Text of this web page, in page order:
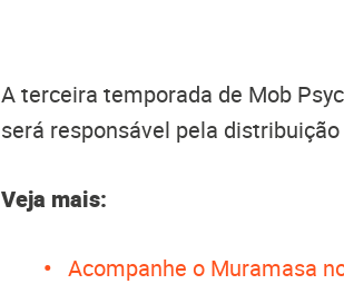
A terceira temporada de Mob
será responsável pela
Veja mais:
Acompanhe o Muramasa